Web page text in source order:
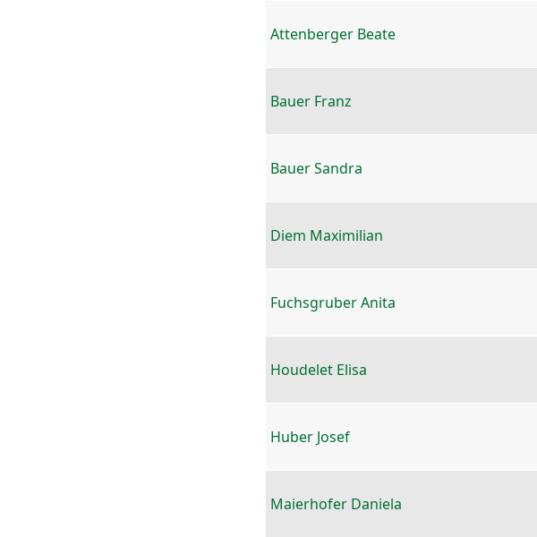
Attenberger Beate
Bauer Franz
Bauer Sandra
Diem Maximilian
Fuchsgruber Anita
Houdelet Elisa
Huber Josef
Maierhofer Daniela